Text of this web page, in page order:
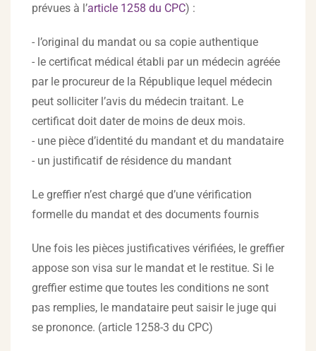
prévues à l’article 1258 du CPC) :
- l’original du mandat ou sa copie authentique
- le certificat médical établi par un médecin agréée
par le procureur de la République lequel médecin
peut solliciter l’avis du médecin traitant. Le
certificat doit dater de moins de deux mois.
- une pièce d’identité du mandant et du mandataire
- un justificatif de résidence du mandant
Le greffier n’est chargé que d’une vérification
formelle du mandat et des documents fournis
Une fois les pièces justificatives vérifiées, le greffier
appose son visa sur le mandat et le restitue. Si le
greffier estime que toutes les conditions ne sont
pas remplies, le mandataire peut saisir le juge qui
se prononce. (article 1258-3 du CPC)